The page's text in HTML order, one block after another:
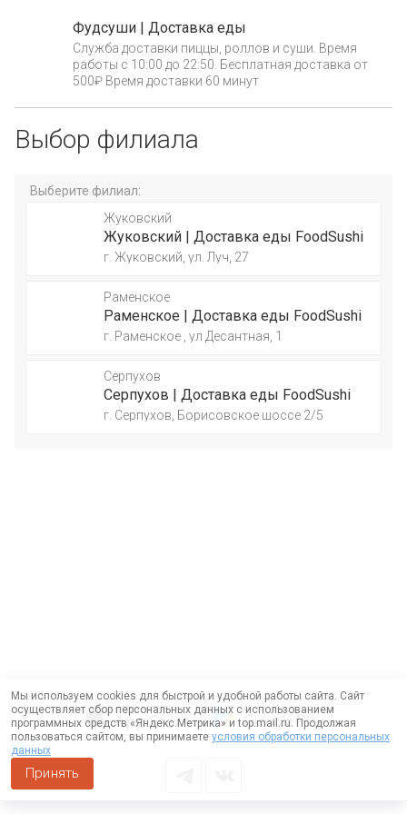
Фудсуши | Доставка еды
Служба доставки пиццы, роллов и суши. Время
работы с 10:00 до 22:50. Бесплатная доставка от
500₽ Время доставки 60 минут
Выбор филиала
Выберите филиал:
Жуковский
Жуковский | Доставка еды FoodSushi
г. Жуковский, ул. Луч, 27
Раменское
Раменское | Доставка еды FoodSushi
г. Раменское , ул Десантная, 1
Серпухов
Серпухов | Доставка еды FoodSushi
г. Серпухов, Борисовское шоссе 2/5
Мы используем cookies для быстрой и удобной работы сайта. Сайт
осуществляет сбор персональных данных с использованием
программных средств «Яндекс.Метрика» и top.mail.ru. Продолжая
пользоваться сайтом, вы принимаете условия обработки персональных
данных
Принять